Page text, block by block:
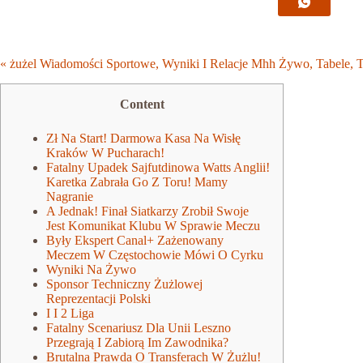
« żużel Wiadomości Sportowe, Wyniki I Relacje Mhh Żywo, Tabele,
Content
Zł Na Start! Darmowa Kasa Na Wisłę
Kraków W Pucharach!
Fatalny Upadek Sajfutdinowa Watts Anglii!
Karetka Zabrała Go Z Toru! Mamy
Nagranie
A Jednak! Finał Siatkarzy Zrobił Swoje
Jest Komunikat Klubu W Sprawie Meczu
Były Ekspert Canal+ Zażenowany
Meczem W Częstochowie Mówi O Cyrku
Wyniki Na Żywo
Sponsor Techniczny Żużlowej
Reprezentacji Polski
I I 2 Liga
Fatalny Scenariusz Dla Unii Leszno
Przegrają I Zabiorą Im Zawodnika?
Brutalna Prawda O Transferach W Żużlu!